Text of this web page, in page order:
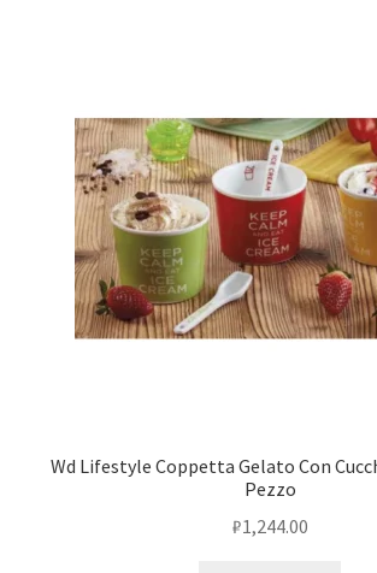
Wd Lifestyle Coppetta Gelato Con
Pezzo
₽1,244.00